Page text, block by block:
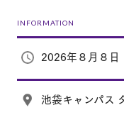
INFORMATION
2026年８月８日
池袋キャンパス